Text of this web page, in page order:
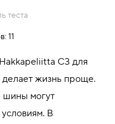
теста
11
C3 для
делает жизнь проще.
шины могут
В